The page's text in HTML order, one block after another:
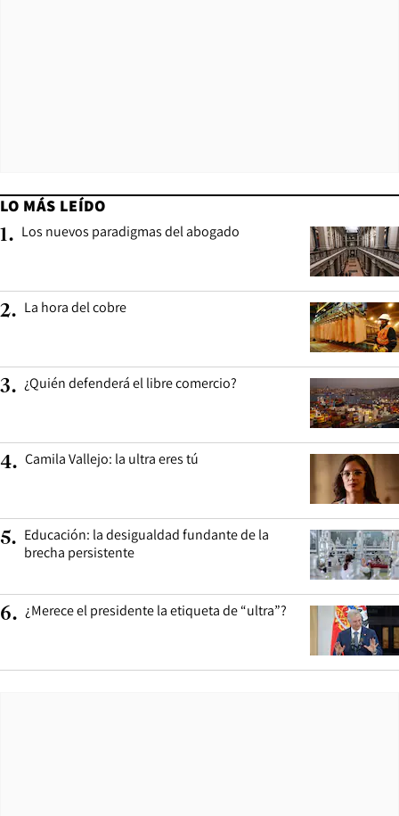
LO MÁS LEÍDO
1. Los nuevos paradigmas del abogado
2. La hora del cobre
3. ¿Quién defenderá el libre comercio?
4. Camila Vallejo: la ultra eres tú
5. Educación: la desigualdad fundante de la
brecha persistente
6. ¿Merece el presidente la etiqueta de “ultra”?